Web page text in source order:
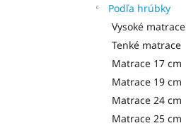
Podľa hrúbky
Vysoké matrace
Tenké matrace
Matrace 17 cm
Matrace 19 cm
Matrace 24 cm
Matrace 25 cm